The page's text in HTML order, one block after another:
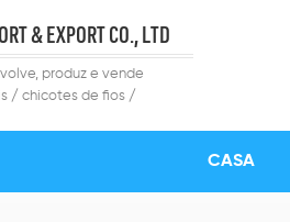
& EXPORT CO., LTD
produz e vende
/ chicotes de fios /
CASA